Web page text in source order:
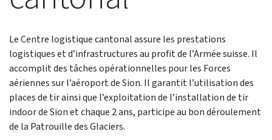
Le Centre logistique cantonal assure les prestations
logistiques et d’infrastructures au profit de l’Armée suisse. Il
accomplit des tâches opérationnelles pour les Forces
aériennes sur l’aéroport de Sion. Il garantit l’utilisation des
places de tir ainsi que l’exploitation de l’installation de tir
indoor de Sion et chaque 2 ans, participe au bon déroulement
de la Patrouille des Glaciers.